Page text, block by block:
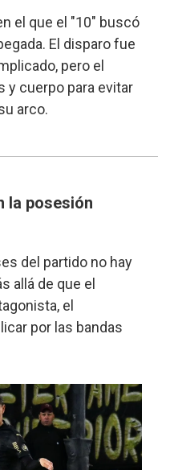
el que el "10" buscó
El disparo fue
pero el
y cuerpo para evitar
arco.
la posesión
del partido no hay
allá de que el
el
por las bandas